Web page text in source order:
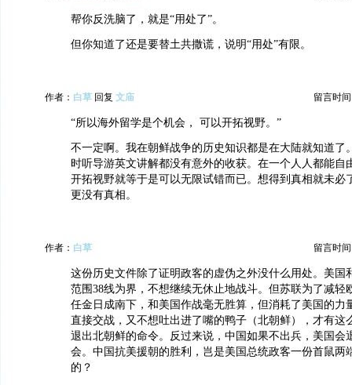
帮你反洗脑了，就是“用处了”。
但你知道了还是要替土共撒谎，说明“用处”有限。
作者： 白草 回复 文庙 留言时间
“所以海外留学是个机会， 可以开拓视野。”
不一定啊。我在朝鲜战争的历史知识都是在大陆就知道了
时听导游英文讲解都没有意外的收获。在一个人人都能自
开拓视野就等于是可以无限试错而已。想得到真相就未必
更没有真相。
作者： 白草 留言时间
这份历史文件除了证明政客的虚伪之外没什么用处。美国
范围38线为界，不想继续无休止地战斗。但苏联为了减轻
任金日成南下，和美国作战毫无胜算，但消耗了美国的力
直接交战，又不想吐出进了嘴的鸭子（北朝鲜），才有这
退出北朝鲜的命令。反过来说，中国如果不出兵，美国会
会。中国抗美援朝的胜利，岂是美国总统政客一份首鼠两
的？